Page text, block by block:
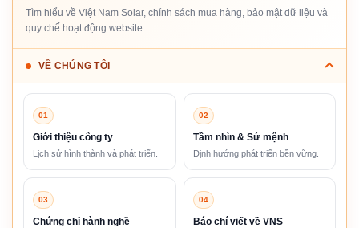
Tìm hiểu về Việt Nam Solar, chính sách mua hàng, bảo mật dữ liệu và
quy chế hoạt động website.
VỀ CHÚNG TÔI
01
Giới thiệu công ty
Lịch sử hình thành và phát triển.
02
Tầm nhìn & Sứ mệnh
Định hướng phát triển bền vững.
03
Chứng chỉ hành nghề
04
Báo chí viết về VNS